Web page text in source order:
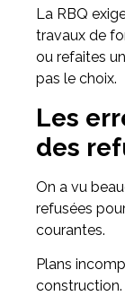
La RBQ
travaux de
ou refaites
pas le choix.
Les
des
On a vu
refusées
courantes.
Plans
construction.